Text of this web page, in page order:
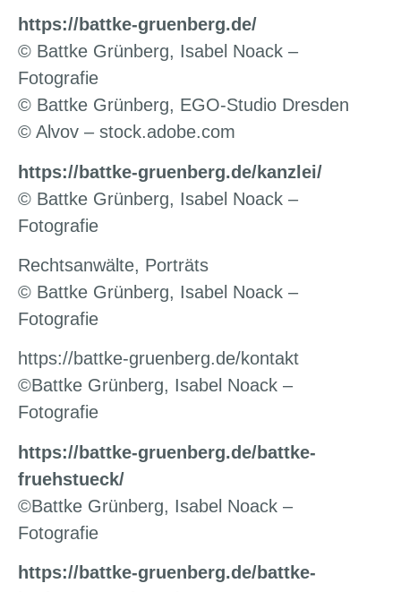
https://battke-gruenberg.de/
© Battke Grünberg, Isabel Noack –
Fotografie
© Battke Grünberg, EGO-Studio Dresden
© Alvov – stock.adobe.com
https://battke-gruenberg.de/kanzlei/
© Battke Grünberg, Isabel Noack –
Fotografie
Rechtsanwälte, Porträts
© Battke Grünberg, Isabel Noack –
Fotografie
https://battke-gruenberg.de/kontakt
©Battke Grünberg, Isabel Noack –
Fotografie
https://battke-gruenberg.de/battke-
fruehstueck/
©Battke Grünberg, Isabel Noack –
Fotografie
https://battke-gruenberg.de/battke-